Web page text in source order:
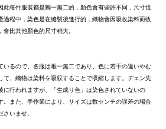
此每件服裝都是獨一無二的，顏色會有些許不同，尺寸也
過程中，染色是在縫製後進行的，織物會因吸收染料而收
比其他顏色的尺寸稍大。
いるので、各服は唯一無二であり、色に若干の違いやむ
て、織物は染料を吸収することで収縮します。ヂェン先
に行われますが、「生成り色」は染色されていないの
。また、手作業により、サイズは数センチの誤差の場合
いませ。